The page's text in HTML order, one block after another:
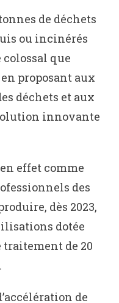
de déchets
ou incinérés
que
proposant aux
déchets et aux
innovante
effet comme
des
dès 2023,
dotée
traitement de 20
de